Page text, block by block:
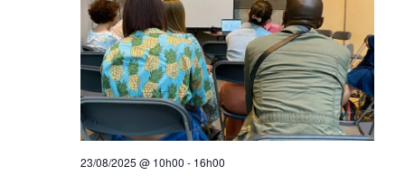
23/08/2025 @ 10h00 - 16h00